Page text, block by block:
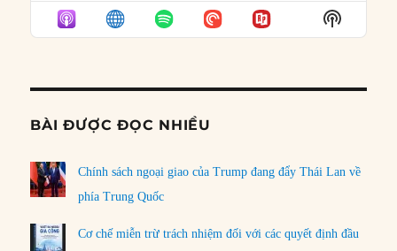
EPISODE
EPISODES
LIST
Show
Podcast
BÀI ĐƯỢC ĐỌC NHIỀU
Chính sách ngoại giao của Trump đang đẩy Thái Lan về
phía Trung Quốc
Cơ chế miễn trừ trách nhiệm đối với các quyết định đầu